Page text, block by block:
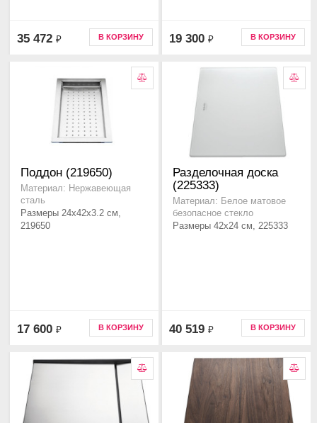
35 472 ₽ В КОРЗИНУ 19 300 ₽ В КОРЗИНУ
Поддон (219650)
Материал: Нержавеющая
сталь
Размеры 24x42x3.2 см,
219650
17 600 ₽ В КОРЗИНУ
Разделочная доска
(225333)
Материал: Белое матовое
безопасное стекло
Размеры 42x24 см, 225333
40 519 ₽ В КОРЗИНУ